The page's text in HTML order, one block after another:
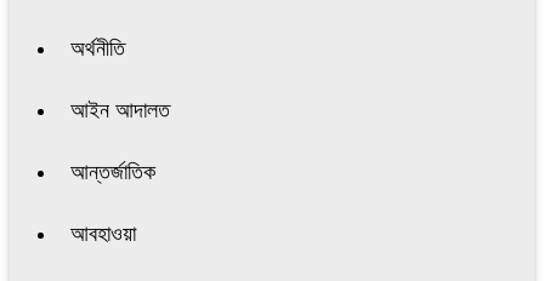
অর্থনীতি
আইন আদালত
আন্তর্জাতিক
আবহাওয়া